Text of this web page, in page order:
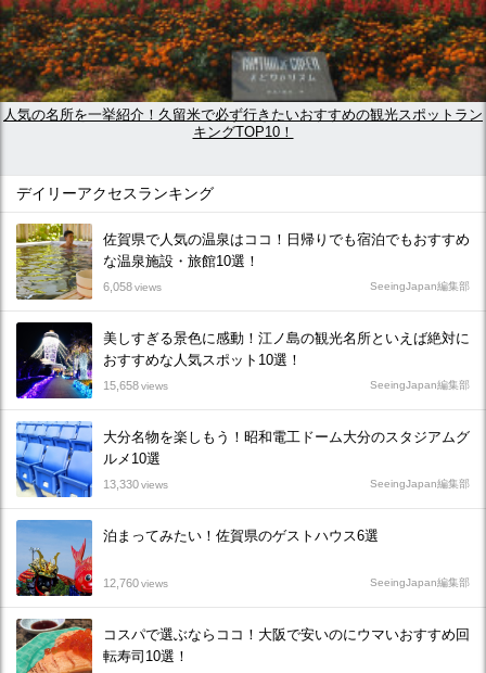
人気の名所を一挙紹介！久留米で必ず行きたいおすすめの観光スポットラン
キングTOP10！
デイリーアクセスランキング
佐賀県で人気の温泉はココ！日帰りでも宿泊でもおすすめ
な温泉施設・旅館10選！
6,058views SeeingJapan編集部
美しすぎる景色に感動！江ノ島の観光名所といえば絶対に
おすすめな人気スポット10選！
15,658views SeeingJapan編集部
大分名物を楽しもう！昭和電工ドーム大分のスタジアムグ
ルメ10選
13,330views SeeingJapan編集部
泊まってみたい！佐賀県のゲストハウス6選
12,760views SeeingJapan編集部
コスパで選ぶならココ！大阪で安いのにウマいおすすめ回
転寿司10選！